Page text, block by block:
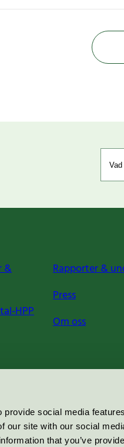
social media
our site with our social
that you’ve
&
HPP
Rapporter &
Press
Om oss